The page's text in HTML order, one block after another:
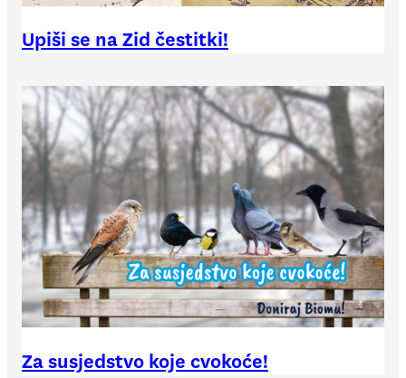
Upiši se na Zid čestitki!
Za susjedstvo koje cvokoće!